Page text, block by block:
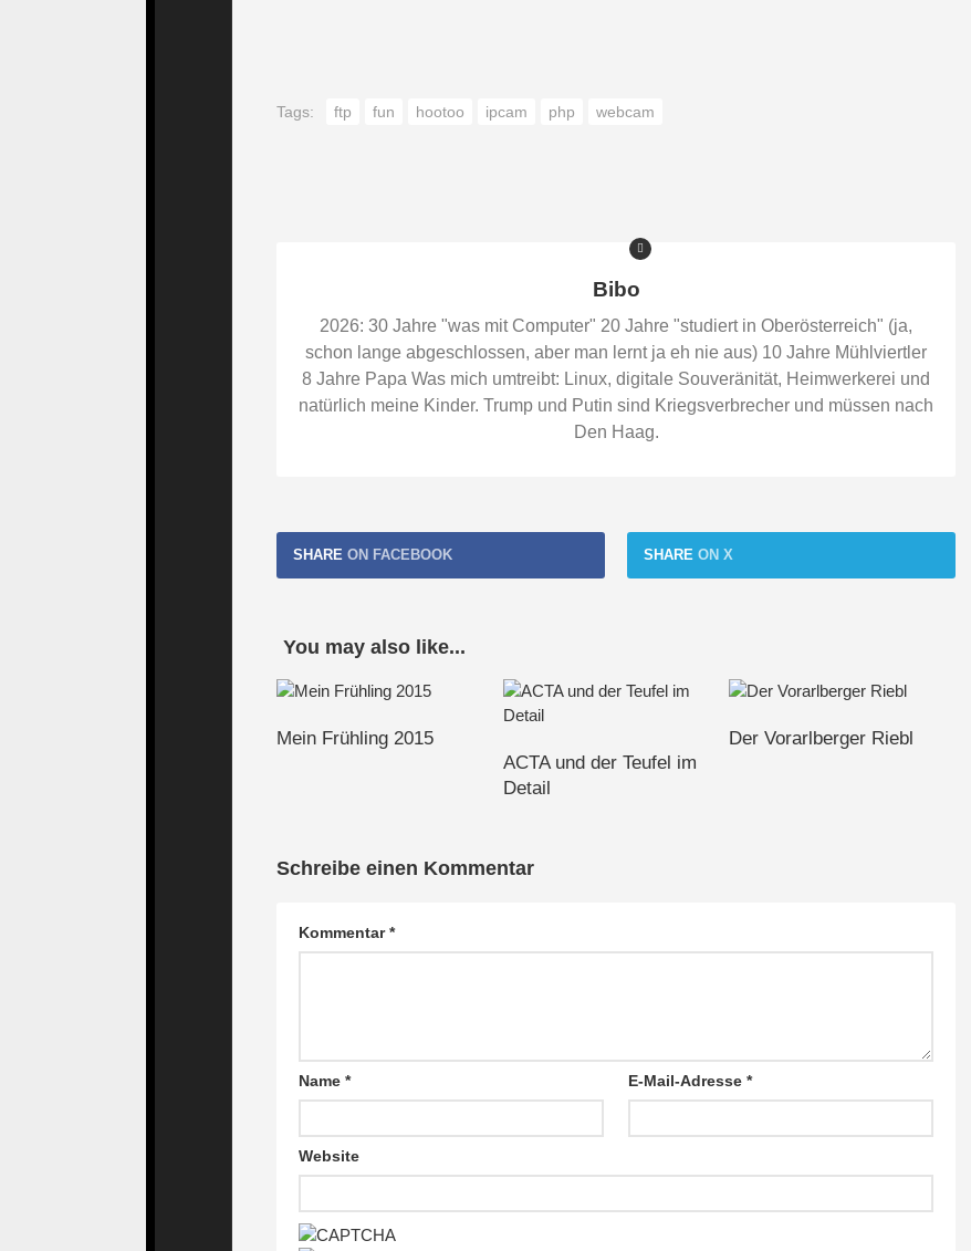
     {
// sammle Statistiken
  15:
             $fstat = fstat($fp);
  18:
if($fstat["ctime"] >= $latestCTime)
  21:
                 $latestFile=$file;
  22:
                 $latestCTime=$fstat[
  26:
     closedir($handle);
  28:
  31:
Tags: ftp fun hootoo ipcam php webcam
Bibo
2026: 30 Jahre "was mit Computer" 20 Jahre "studiert in Oberösterreich" (ja,
schon lange abgeschlossen, aber man lernt ja eh nie aus) 10 Jahre Mühlviertler
8 Jahre Papa Was mich umtreibt: Linux, digitale Souveränität, Heimwerkerei und
natürlich meine Kinder. Trump und Putin sind Kriegsverbrecher und müssen nach
Den Haag.
SHARE ON FACEBOOK SHARE ON X
You may also like...
Mein Frühling 2015
ACTA und der Teufel im
Detail
Der Vorarlberger Riebl
Schreibe einen Kommentar
Kommentar*
Name * E-Mail-Adresse*
Website